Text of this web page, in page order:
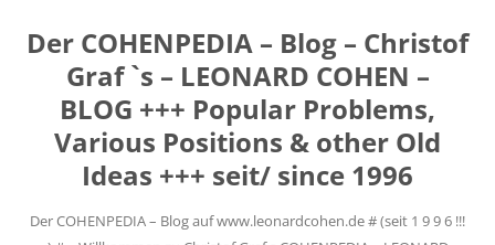
Der COHENPEDIA – Blog – Christof
Graf `s – LEONARD COHEN –
BLOG +++ Popular Problems,
Various Positions & other Old
Ideas +++ seit/ since 1996
Der COHENPEDIA – Blog auf www.leonardcohen.de # (seit 1 9 9 6 !!!